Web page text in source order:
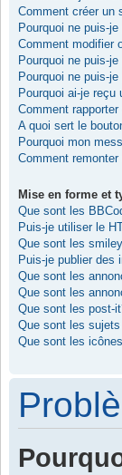
Comment créer un
Pourquoi ne puis-
Comment modifier
Pourquoi ne puis-
Pourquoi ne puis-
Pourquoi ai-je reçu
Comment
A quoi sert le
Pourquoi mon
Comment
Mise en forme et
Que sont les
Puis-je utiliser le
Que sont les
Puis-je publier des
Que sont les
Que sont les
Que sont les post-
Que sont les
Que sont les